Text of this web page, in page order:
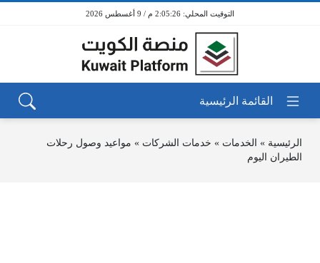
2:05:26 م / 9 أغسطس 2026
الرئيسية » الخدمات » خدمات الشركات » مواعيد وصول رحلات
الطيران اليوم